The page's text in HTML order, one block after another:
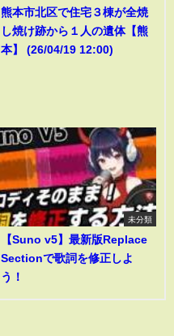
熊本市北区で住宅３棟が全焼
し焼け跡から１人の遺体【熊
本】 (26/04/19 12:00)
未分類
【Suno v5】最新版Replace
Sectionで歌詞を修正しよ
う！